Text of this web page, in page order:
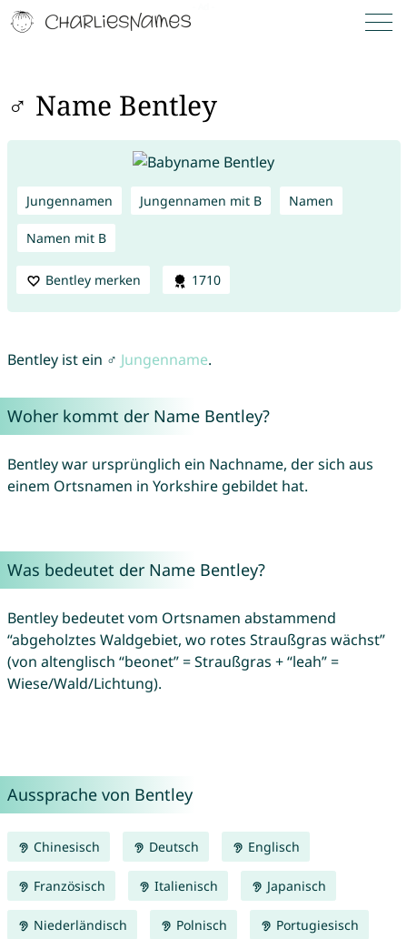
♂ Name Bentley
Jungennamen Jungennamen mit B Namen
Namen mit B
Bentley merken 1710
Bentley ist ein ♂ Jungenname.
Woher kommt der Name Bentley?
Bentley war ursprünglich ein Nachname, der sich aus
einem Ortsnamen in Yorkshire gebildet hat.
Was bedeutet der Name Bentley?
Bentley bedeutet vom Ortsnamen abstammend
“abgeholztes Waldgebiet, wo rotes Straußgras wächst”
(von altenglisch “beonet” = Straußgras + “leah” =
Wiese/Wald/Lichtung).
Aussprache von Bentley
Chinesisch Deutsch Englisch
Französisch Italienisch Japanisch
Niederländisch Polnisch Portugiesisch